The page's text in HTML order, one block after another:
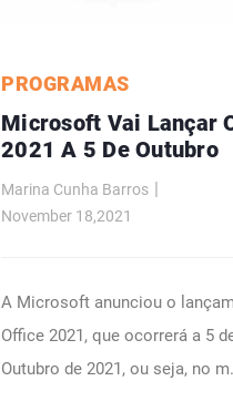
PROGRAMAS
Microsoft Vai Lançar
2021 A 5 De Outubro
Marina Cunha Barros
November 18,2021
A Microsoft anunciou o
Office 2021, que ocorrerá a 5
Outubro de 2021, ou seja, no